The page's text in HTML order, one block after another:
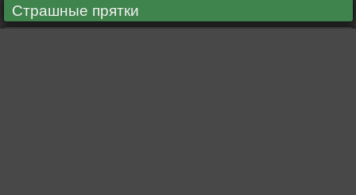
Страшные прятки